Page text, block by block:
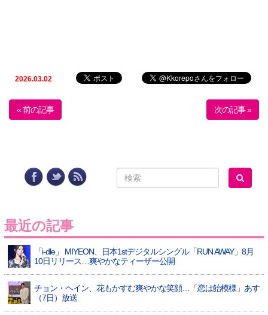
2026.03.02
« 前の記事 次の記事 »
最近の記事
「i-dle」 MIYEON、日本1stデジタルシングル「RUN AWAY」8月
10日リリース…爽やかなティーザー公開
チョン・ヘイン、花もかすむ爽やかな笑顔…「恋は飴模様」あす
（7日）放送